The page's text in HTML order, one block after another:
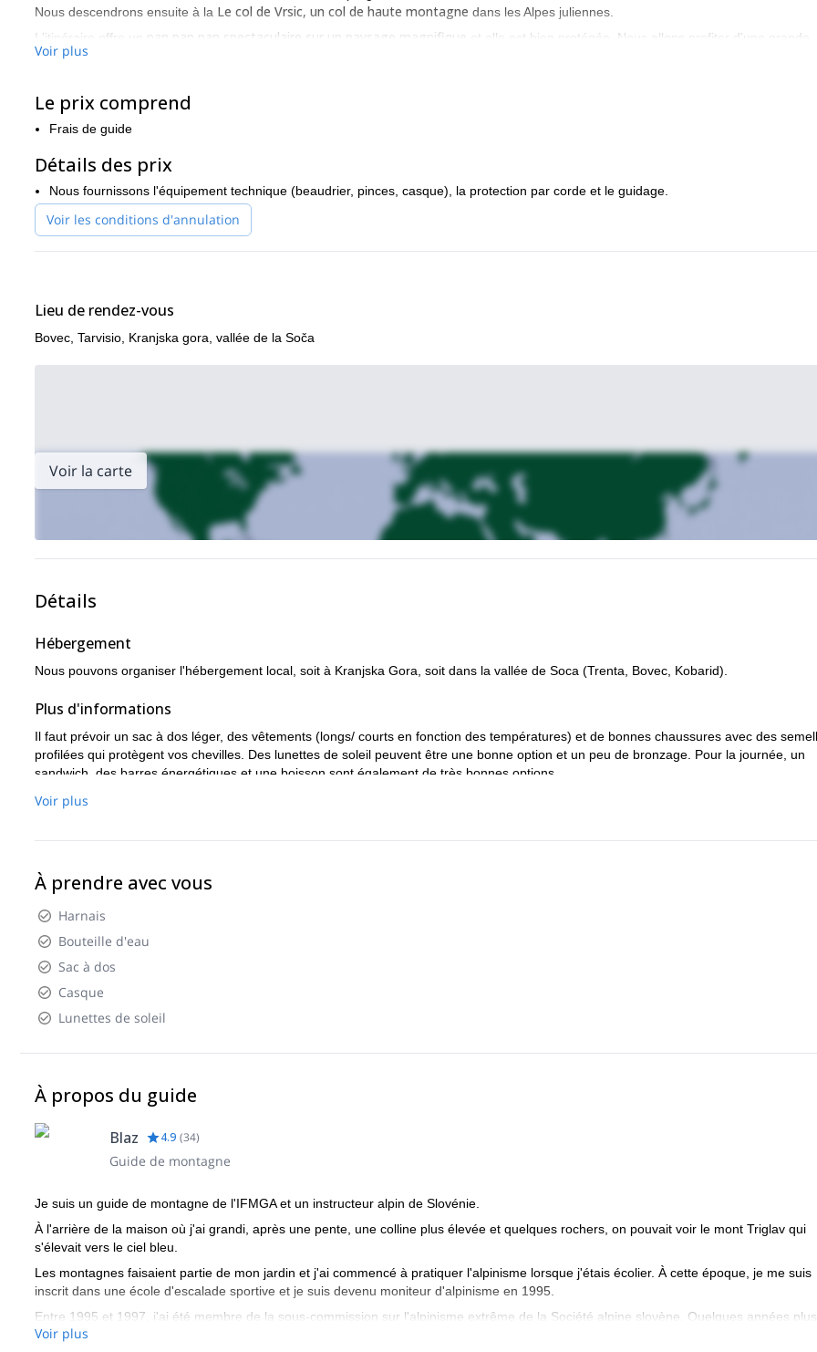
Nous descendrons ensuite à la Le col de Vrsic, un col de haute montagne dans les Alpes juliennes.
L'itinéraire offre un
pan pan pan spectaculaire sur un paysage magnifique
et elle est bien protégée. Nous allons profiter d'une grande
traversée, avec la possibilité de sortir et de descendre en cours de route. En outre, nous aurons la possibilité de visiter d'intéressants
Alors qu'est-ce que vous attendez ? Envoyez-moi une demande si vous voulez me rejoindre sur cette grande via ferrata ! Réservez
votre programme et préparez-vous à vivre un grand voyage d'escalade.
mont Triglav. Regardez-les !
Voir plus
Le prix comprend
Frais de guide
Détails des prix
Nous fournissons l'équipement technique (beaudrier, pinces, casque), la protection par corde et le guidage.
Voir les conditions d'annulation
Lieu de rendez-vous
Bovec, Tarvisio, Kranjska gora, vallée de la Soča
Voir la carte
Détails
Hébergement
Nous pouvons organiser l'hébergement local, soit à Kranjska Gora, soit dans la vallée de Soca (Trenta, Bovec, Kobarid).
Plus d'informations
Il faut prévoir un sac à dos léger, des vêtements (longs/ courts en fonction des températures) et de bonnes chaussures avec des
profilées qui protègent vos chevilles. Des lunettes de soleil peuvent être une bonne option et un peu de bronzage. Pour la journée, un
sandwich, des barres énergétiques et une boisson sont également de très bonnes options.
Voir plus
À prendre avec vous
Harnais
Bouteille d'eau
Sac à dos
Casque
Lunettes de soleil
À propos du guide
Blaz 4.9 (34)
Guide de montagne
Je suis un guide de montagne de l'IFMGA et un instructeur alpin de Slovénie.
À l'arrière de la maison où j'ai grandi, après une pente, une colline plus élevée et quelques rochers, on pouvait voir le mont Triglav qui
s'élevait vers le ciel bleu.
Les montagnes faisaient partie de mon jardin et j'ai commencé à pratiquer l'alpinisme lorsque j'étais écolier. À cette époque, je me suis
inscrit dans une école d'escalade sportive et je suis devenu moniteur d'alpinisme en 1995.
Entre 1995 et 1997, j'ai été membre de la sous-commission sur l'alpinisme extrême de la Société alpine slovène. Quelques années
j'ai été chef de la Commission pour l'alpinisme.
Voir plus